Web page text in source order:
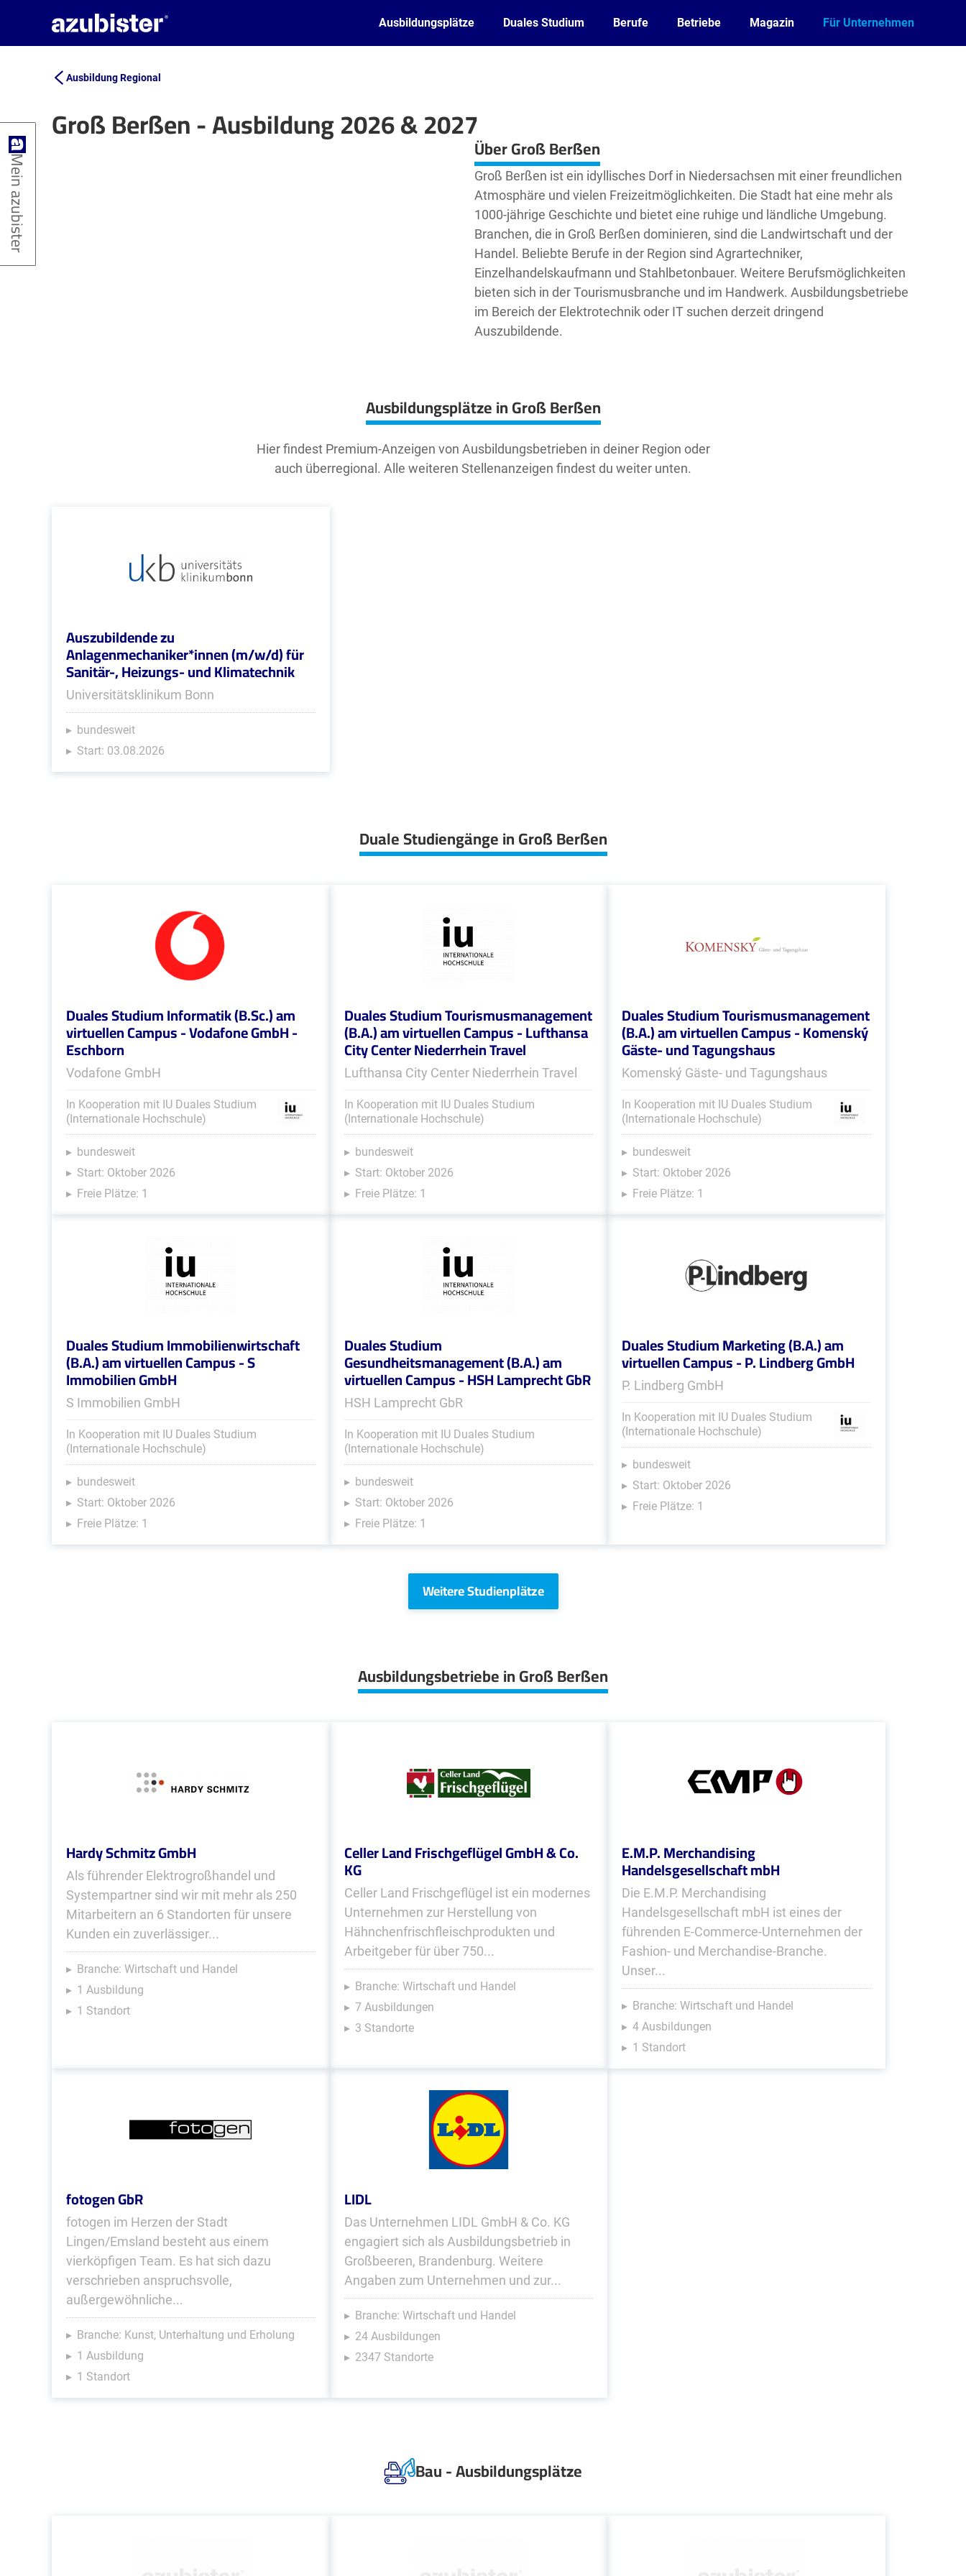
Ausbildungsplätze Duales Studium Berufe Betriebe Magazin Für Unternehmen
Ausbildung Regional
Groß Berßen - Ausbildung 2026 & 2027
Leaflet| ©OpenStreetMap2contributors Über Groß Berßen
Groß Berßen ist ein idyllisches Dorf in Niedersachsen mit einer freundlichen
Atmosphäre und vielen Freizeitmöglichkeiten. Die Stadt hat eine mehr als
1000-jährige Geschichte und bietet eine ruhige und ländliche Umgebung.
Branchen, die in Groß Berßen dominieren, sind die Landwirtschaft und der
Handel. Beliebte Berufe in der Region sind Agrartechniker,
Einzelhandelskaufmann und Stahlbetonbauer. Weitere Berufsmöglichkeiten
bieten sich in der Tourismusbranche und im Handwerk. Ausbildungsbetriebe
im Bereich der Elektrotechnik oder IT suchen derzeit dringend
Auszubildende.
Ausbildungsplätze in Groß Berßen
Hier findest Premium-Anzeigen von Ausbildungsbetrieben in deiner Region oder
auch überregional. Alle weiteren Stellenanzeigen findest du weiter unten.
Auszubildende zu
Anlagenmechaniker*innen (m/w/d) für
Sanitär-, Heizungs- und Klimatechnik
Universitätsklinikum Bonn
bundesweit
Start: 03.08.2026
Duale Studiengänge in Groß Berßen
Duales Studium Informatik (B.Sc.) am
virtuellen Campus - Vodafone GmbH -
Eschborn
Vodafone GmbH
In Kooperation mit IU Duales Studium
(Internationale Hochschule)
bundesweit
Start: Oktober 2026
Freie Plätze: 1
Duales Studium Tourismusmanagement
(B.A.) am virtuellen Campus - Lufthansa
City Center Niederrhein Travel
Lufthansa City Center Niederrhein Travel
In Kooperation mit IU Duales Studium
(Internationale Hochschule)
bundesweit
Start: Oktober 2026
Freie Plätze: 1
Duales Studium Tourismusmanagement
(B.A.) am virtuellen Campus - Komenský
Gäste- und Tagungshaus
Komenský Gäste- und Tagungshaus
In Kooperation mit IU Duales Studium
(Internationale Hochschule)
bundesweit
Start: Oktober 2026
Freie Plätze: 1
Duales Studium Immobilienwirtschaft
(B.A.) am virtuellen Campus - S
Immobilien GmbH
S Immobilien GmbH
In Kooperation mit IU Duales Studium
(Internationale Hochschule)
bundesweit
Start: Oktober 2026
Freie Plätze: 1
Duales Studium
Gesundheitsmanagement (B.A.) am
virtuellen Campus - HSH Lamprecht GbR
HSH Lamprecht GbR
In Kooperation mit IU Duales Studium
(Internationale Hochschule)
bundesweit
Start: Oktober 2026
Freie Plätze: 1
Duales Studium Marketing (B.A.) am
virtuellen Campus - P. Lindberg GmbH
P. Lindberg GmbH
In Kooperation mit IU Duales Studium
(Internationale Hochschule)
bundesweit
Start: Oktober 2026
Freie Plätze: 1
Weitere Studienplätze
Ausbildungsbetriebe in Groß Berßen
Hardy Schmitz GmbH
Als führender Elektrogroßhandel und
Systempartner sind wir mit mehr als 250
Mitarbeitern an 6 Standorten für unsere
Kunden ein zuverlässiger...
Branche: Wirtschaft und Handel
1 Ausbildung
1 Standort
Celler Land Frischgeflügel GmbH & Co.
KG
Celler Land Frischgeflügel ist ein modernes
Unternehmen zur Herstellung von
Hähnchenfrischfleischprodukten und
Arbeitgeber für über 750...
Branche: Wirtschaft und Handel
7 Ausbildungen
3 Standorte
E.M.P. Merchandising
Handelsgesellschaft mbH
Die E.M.P. Merchandising
Handelsgesellschaft mbH ist eines der
führenden E-Commerce-Unternehmen der
Fashion- und Merchandise-Branche.
Unser...
Branche: Wirtschaft und Handel
4 Ausbildungen
1 Standort
fotogen GbR
fotogen im Herzen der Stadt
Lingen/Emsland besteht aus einem
vierköpfigen Team. Es hat sich dazu
verschrieben anspruchsvolle,
außergewöhnliche...
Branche: Kunst, Unterhaltung und Erholung
1 Ausbildung
1 Standort
LIDL
Das Unternehmen LIDL GmbH & Co. KG
engagiert sich als Ausbildungsbetrieb in
Großbeeren, Brandenburg. Weitere
Angaben zum Unternehmen und zur...
Branche: Wirtschaft und Handel
24 Ausbildungen
2347 Standorte
Bau - Ausbildungsplätze
Mein azubister